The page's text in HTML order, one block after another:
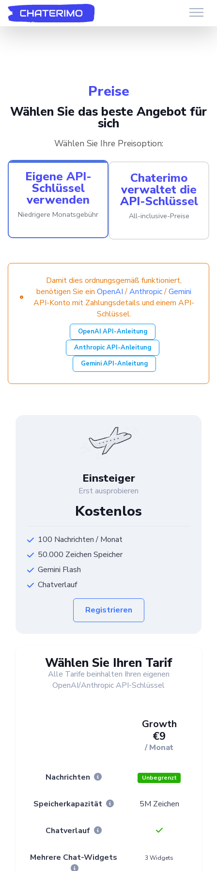
Preise
Wählen Sie das beste Angebot für
sich
Wählen Sie Ihre Preisoption:
Eigene API-
Schlüssel
verwenden
Niedrigere Monatsgebühr
Chaterimo
verwaltet die
API-Schlüssel
All-inclusive-Preise
Damit dies ordnungsgemäß funktioniert,
benötigen Sie einOpenAI/Anthropic/Gemini
API-Konto mit Zahlungsdetails und einem API-
Schlüssel.
OpenAI API-Anleitung
Anthropic API-Anleitung
Gemini API-Anleitung
Einsteiger
Erst ausprobieren
Kostenlos
100 Nachrichten / Monat
50.000 Zeichen Speicher
Gemini Flash
Chatverlauf
Registrieren
Wählen Sie Ihren Tarif
Alle Tarife beinhalten Ihren eigenen
OpenAI/Anthropic API-Schlüssel
Growth
€9
/ Monat
Nachrichten Unbegrenzt
Speicherkapazität 5M Zeichen
Chatverlauf
Mehrere Chat-Widgets 3 Widgets
Chaterimo HelpDesk
Have a question?